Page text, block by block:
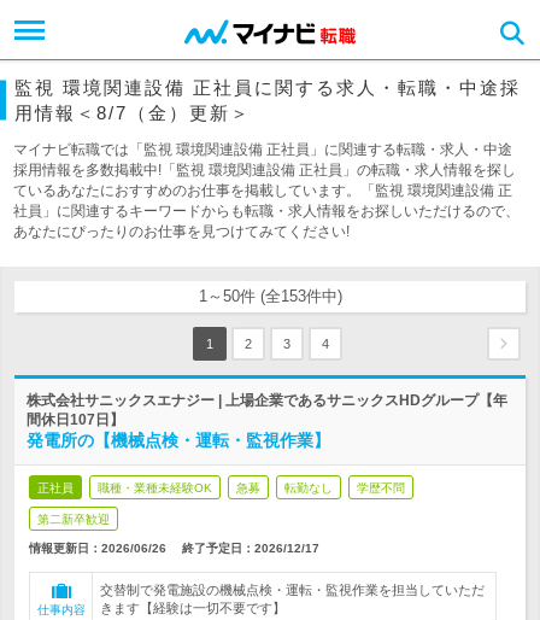
監視 環境関連設備 正社員に関する求人・転職・中途採
用情報＜8/7（金）更新＞
マイナビ転職では「監視 環境関連設備 正社員」に関連する転職・求人・中途
採用情報を多数掲載中!「監視 環境関連設備 正社員」の転職・求人情報を探し
ているあなたにおすすめのお仕事を掲載しています。「監視 環境関連設備 正
社員」に関連するキーワードからも転職・求人情報をお探しいただけるので、
あなたにぴったりのお仕事を見つけてみてください!
1～50件 (全153件中)
1 2 3 4
株式会社サニックスエナジー | 上場企業であるサニックスHDグループ【年
間休日107日】
発電所の【機械点検・運転・監視作業】
正社員 職種・業種未経験OK 急募 転勤なし 学歴不問
第二新卒歓迎
情報更新日：2026/06/26 終了予定日： 2026/12/17
仕事内容
交替制で発電施設の機械点検・運転・監視作業を担当していただ
きます【経験は一切不要です】